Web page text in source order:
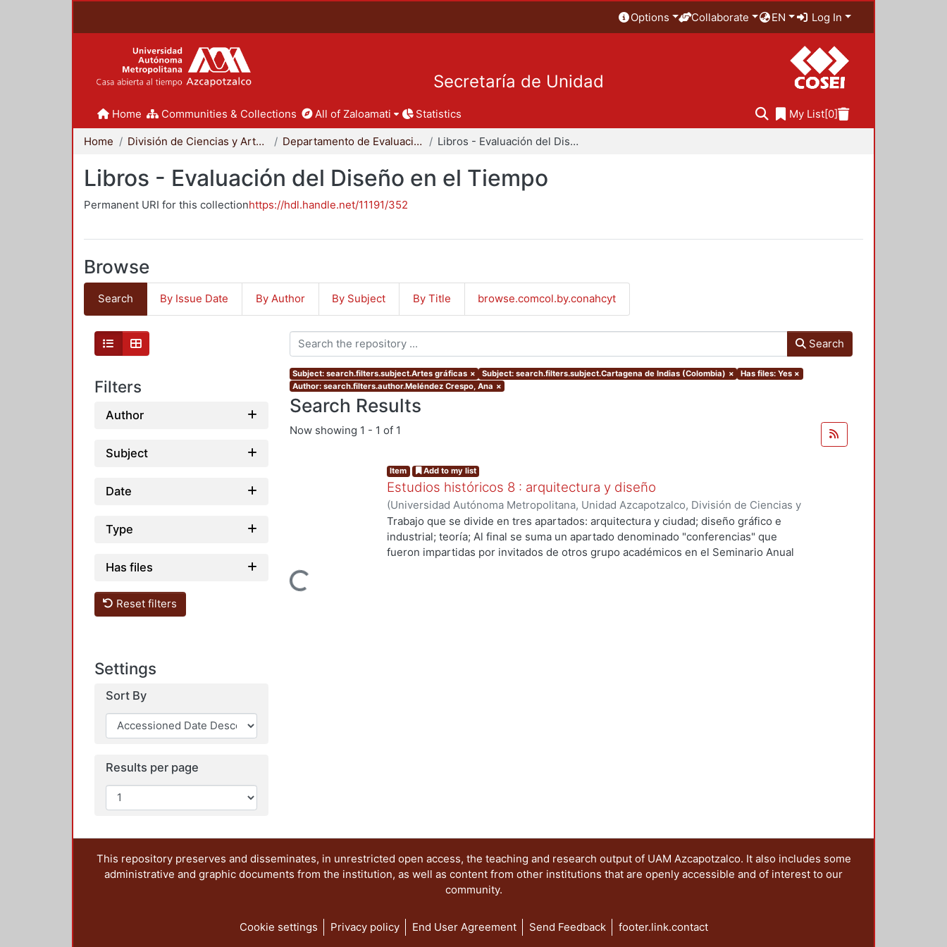
Options Collaborate EN Log In
Secretaría de Unidad
Home Communities & Collections All of Zaloamati Statistics My List[0]
Home División de Ciencias y Artes para el Diseño Departamento de Evaluación del Diseño en el Tiempo Libros - Evaluación del Diseño en el Tiempo
Libros - Evaluación del Diseño en el Tiempo
Permanent URI for this collectionhttps://hdl.handle.net/11191/352
Browse
Search By Issue Date By Author By Subject By Title browse.comcol.by.conahcyt
Filters
Author
Subject
Date
Type
Has files
Reset filters
Settings
Sort By
Results per page
Search
Subject: search.filters.subject.Artes gráficas × Subject: search.filters.subject.Cartagena de Indias (Colombia) × Has files: Yes ×
Author: search.filters.author.Meléndez Crespo, Ana ×
Search Results
Now showing 1 - 1 of 1
Loading...
Item Add to my list
Estudios históricos 8 : arquitectura y diseño
(Universidad Autónoma Metropolitana, Unidad Azcapotzalco, División de Ciencias y
Artes para el Diseño, Departamento de Evaluación del Diseño en el Tiempo,2003
Redondo Gómez, Maruja, editora;Meléndez Crespo, Ana, editora;Tonda Magallón,
María del Pilar;Díaz Arellano, Guillermo; Vidales Giovannetti, María Dolores;
Trabajo que se divide en tres apartados: arquitectura y ciudad; diseño gráfico e
industrial; teoría; Al final se suma un apartado denominado "conferencias" que
fueron impartidas por invitados de otros grupo académicos en el Seminario Anual
This repository preserves and disseminates, in unrestricted open access, the teaching and research output of UAM Azcapotzalco. It also includes some
administrative and graphic documents from the institution, as well as content from other institutions that are openly accessible and of interest to our
community.
Cookie settings Privacy policy End User Agreement Send Feedback footer.link.contact